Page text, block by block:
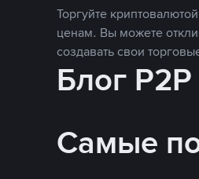
Торгуйте
ценам. Вы можете
создавать свои
Блог P2P
Самые